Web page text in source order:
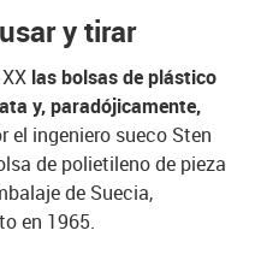
y tirar
las bolsas de plástico
y, paradójicamente,
el ingeniero sueco Sten
de polietileno de pieza
de Suecia,
en 1965.